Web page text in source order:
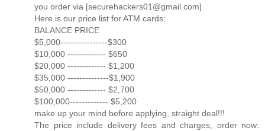
you order via [securehackers01@gmail.com]
Here is our price list for ATM cards:
BALANCE PRICE
$5,000----------------$300
$10,000 ------------- $650
$20,000 ------------- $1,200
$35,000 --------------$1,900
$50,000 ------------- $2,700
$100,000------------- $5,200
make up your mind before applying, straight deal!!!
The price include delivery fees and charges, order now: